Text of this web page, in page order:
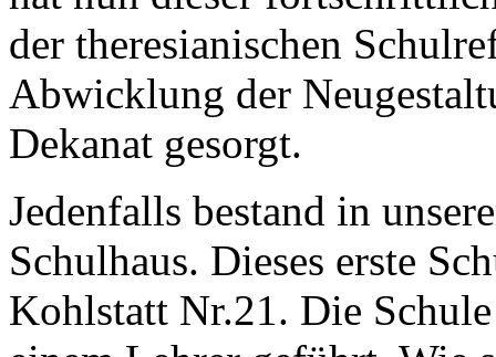
der theresianischen
Abwicklung der
Dekanat gesorgt.
Jedenfalls bestand in
Schulhaus. Dieses erste
Kohlstatt Nr.21. Die